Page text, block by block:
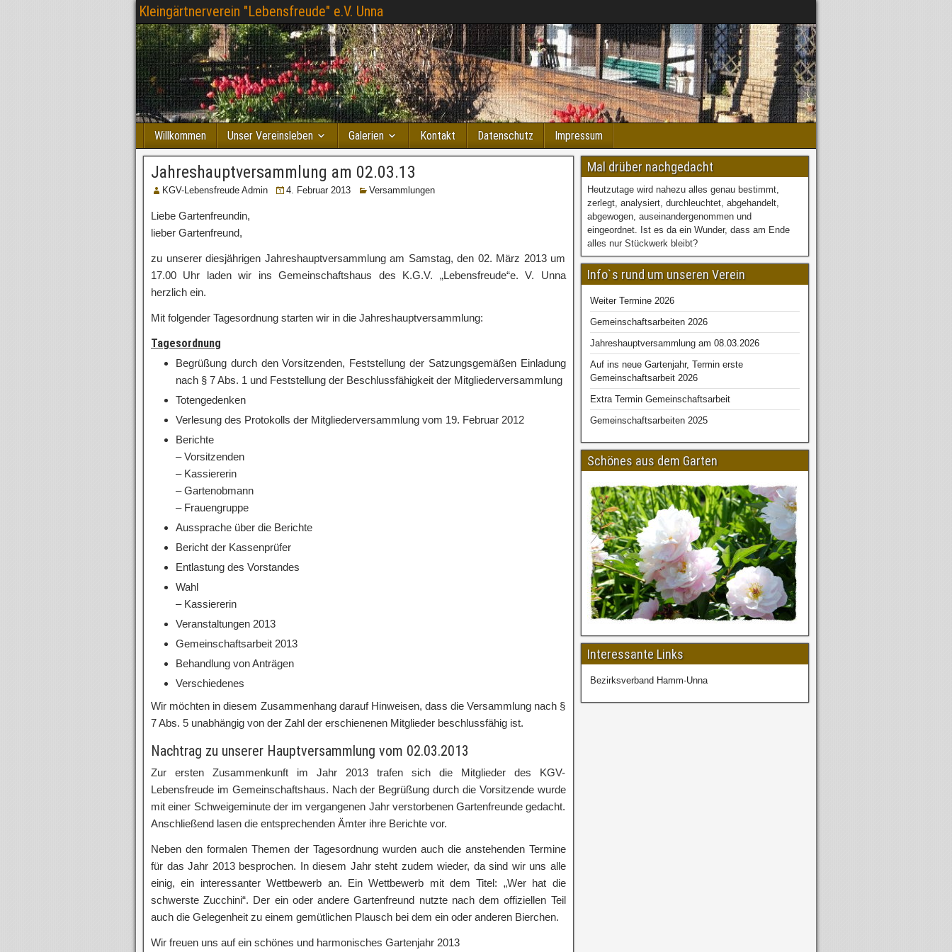
Kleingärtnerverein "Lebensfreude" e.V. Unna
Willkommen Unser Vereinsleben Galerien Kontakt Datenschutz Impressum
Jahreshauptversammlung am 02.03.13
KGV-Lebensfreude Admin 4. Februar 2013 Versammlungen
Liebe Gartenfreundin,
lieber Gartenfreund,
zu unserer diesjährigen Jahreshauptversammlung am Samstag, den 02. März 2013 um
17.00 Uhr laden wir ins Gemeinschaftshaus des K.G.V. „Lebensfreude“e. V. Unna
herzlich ein.
Mit folgender Tagesordnung starten wir in die Jahreshauptversammlung:
Tagesordnung
Begrüßung durch den Vorsitzenden, Feststellung der Satzungsgemäßen Einladung
nach § 7 Abs. 1 und Feststellung der Beschlussfähigkeit der Mitgliederversammlung
Totengedenken
Verlesung des Protokolls der Mitgliederversammlung vom 19. Februar 2012
Berichte
– Vorsitzenden
– Kassiererin
– Gartenobmann
– Frauengruppe
Aussprache über die Berichte
Bericht der Kassenprüfer
Entlastung des Vorstandes
Wahl
– Kassiererin
Veranstaltungen 2013
Gemeinschaftsarbeit 2013
Behandlung von Anträgen
Verschiedenes
Wir möchten in diesem Zusammenhang darauf Hinweisen, dass die Versammlung nach §
7 Abs. 5 unabhängig von der Zahl der erschienenen Mitglieder beschlussfähig ist.
Nachtrag zu unserer Hauptversammlung vom 02.03.2013
Zur ersten Zusammenkunft im Jahr 2013 trafen sich die Mitglieder des KGV-
Lebensfreude im Gemeinschaftshaus. Nach der Begrüßung durch die Vorsitzende wurde
mit einer Schweigeminute der im vergangenen Jahr verstorbenen Gartenfreunde gedacht.
Anschließend lasen die entsprechenden Ämter ihre Berichte vor.
Neben den formalen Themen der Tagesordnung wurden auch die anstehenden Termine
für das Jahr 2013 besprochen. In diesem Jahr steht zudem wieder, da sind wir uns alle
einig, ein interessanter Wettbewerb an. Ein Wettbewerb mit dem Titel: „Wer hat die
schwerste Zucchini“. Der ein oder andere Gartenfreund nutzte nach dem offiziellen Teil
auch die Gelegenheit zu einem gemütlichen Plausch bei dem ein oder anderen Bierchen.
Wir freuen uns auf ein schönes und harmonisches Gartenjahr 2013
Mal drüber nachgedacht
Heutzutage wird nahezu alles genau bestimmt,
zerlegt, analysiert, durchleuchtet, abgehandelt,
abgewogen, auseinandergenommen und
eingeordnet. Ist es da ein Wunder, dass am Ende
alles nur Stückwerk bleibt?
Info`s rund um unseren Verein
Weiter Termine 2026
Gemeinschaftsarbeiten 2026
Jahreshauptversammlung am 08.03.2026
Auf ins neue Gartenjahr, Termin erste
Gemeinschaftsarbeit 2026
Extra Termin Gemeinschaftsarbeit
Gemeinschaftsarbeiten 2025
Schönes aus dem Garten
Interessante Links
Bezirksverband Hamm-Unna